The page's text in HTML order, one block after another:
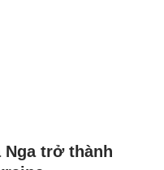
Nga trở thành